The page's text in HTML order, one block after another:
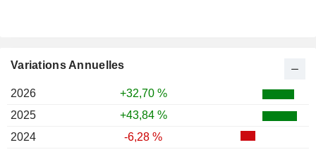
Variations Annuelles
2026
+32,70 %
2025
+43,84 %
2024
-6,28 %